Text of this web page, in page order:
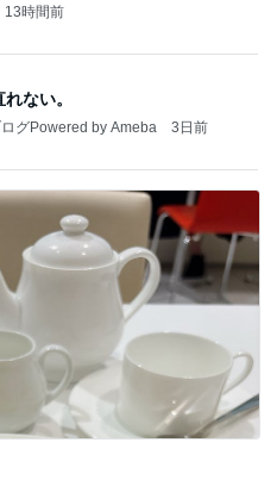
13時間前
ない。
グPowered by Ameba 3日前